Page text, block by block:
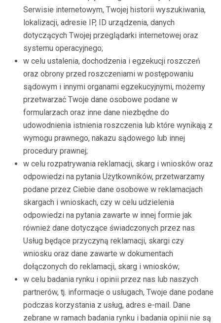
Serwisie internetowym, Twojej historii wyszukiwania,
lokalizacji, adresie IP, ID urządzenia, danych
dotyczących Twojej przeglądarki internetowej oraz
systemu operacyjnego;
w celu ustalenia, dochodzenia i egzekucji roszczeń
oraz obrony przed roszczeniami w postępowaniu
sądowym i innymi organami egzekucyjnymi, możemy
przetwarzać Twoje dane osobowe podane w
formularzach oraz inne dane niezbędne do
udowodnienia istnienia roszczenia lub które wynikają z
wymogu prawnego, nakazu sądowego lub innej
procedury prawnej;
w celu rozpatrywania reklamacji, skarg i wniosków oraz
odpowiedzi na pytania Użytkowników, przetwarzamy
podane przez Ciebie dane osobowe w reklamacjach
skargach i wnioskach, czy w celu udzielenia
odpowiedzi na pytania zawarte w innej formie jak
również dane dotyczące świadczonych przez nas
Usług będące przyczyną reklamacji, skargi czy
wniosku oraz dane zawarte w dokumentach
dołączonych do reklamacji, skarg i wniosków;
w celu badania rynku i opinii przez nas lub naszych
partnerów, tj. informacje o usługach, Twoje dane podane
podczas korzystania z usług, adres e-mail. Dane
zebrane w ramach badania rynku i badania opinii nie są